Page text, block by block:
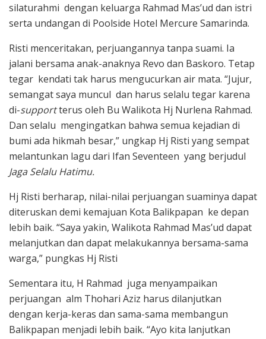
silaturahmi dengan keluarga Rahmad Mas’ud dan istri
serta undangan di Poolside Hotel Mercure Samarinda.
Risti menceritakan, perjuangannya tanpa suami. Ia
jalani bersama anak-anaknya Revo dan Baskoro. Tetap
tegar kendati tak harus mengucurkan air mata. “Jujur,
semangat saya muncul dan harus selalu tegar karena
di-supportterus oleh Bu Walikota Hj Nurlena Rahmad.
Dan selalu mengingatkan bahwa semua kejadian di
bumi ada hikmah besar,” ungkap Hj Risti yang sempat
melantunkan lagu dari Ifan Seventeen yang berjudul
Jaga Selalu Hatimu.
Hj Risti berharap, nilai-nilai perjuangan suaminya dapat
diteruskan demi kemajuan Kota Balikpapan ke depan
lebih baik. “Saya yakin, Walikota Rahmad Mas’ud dapat
melanjutkan dan dapat melakukannya bersama-sama
warga,” pungkas Hj Risti
Sementara itu, H Rahmad juga menyampaikan
perjuangan alm Thohari Aziz harus dilanjutkan
dengan kerja-keras dan sama-sama membangun
Balikpapan menjadi lebih baik. “Ayo kita lanjutkan